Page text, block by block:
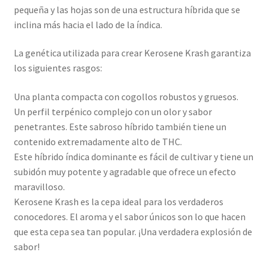
pequeña y las hojas son de una estructura híbrida que se
inclina más hacia el lado de la índica.
La genética utilizada para crear Kerosene Krash garantiza
los siguientes rasgos:
Una planta compacta con cogollos robustos y gruesos.
Un perfil terpénico complejo con un olor y sabor
penetrantes. Este sabroso híbrido también tiene un
contenido extremadamente alto de THC.
Este híbrido índica dominante es fácil de cultivar y tiene un
subidón muy potente y agradable que ofrece un efecto
maravilloso.
Kerosene Krash es la cepa ideal para los verdaderos
conocedores. El aroma y el sabor únicos son lo que hacen
que esta cepa sea tan popular. ¡Una verdadera explosión de
sabor!